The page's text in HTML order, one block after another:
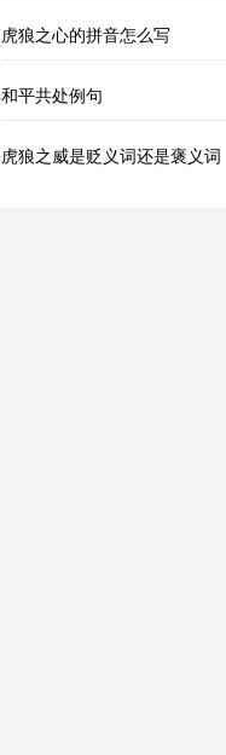
虎狼之心的拼音怎么写
和平共处例句
虎狼之威是贬义词还是褒义词